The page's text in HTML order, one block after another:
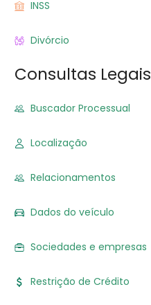
INSS
Divórcio
Consultas Legais
Buscador Processual
Localização
Relacionamentos
Dados do veículo
Sociedades e empresas
Restrição de Crédito